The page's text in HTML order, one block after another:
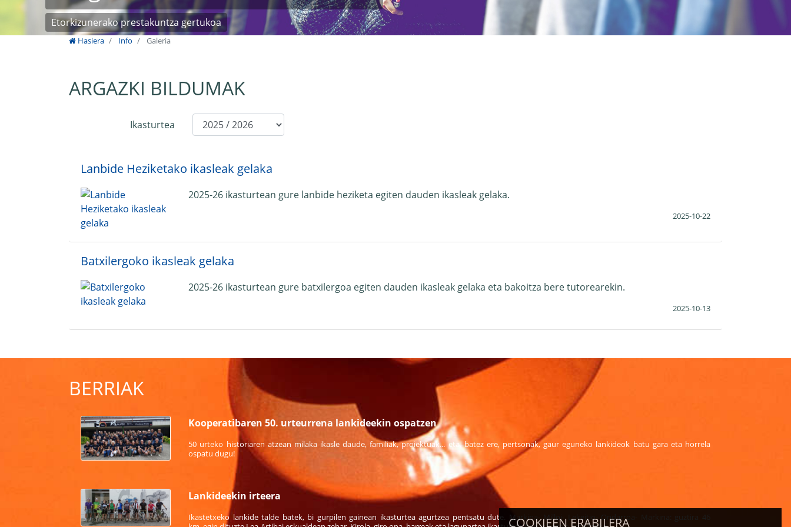
Etorkizunerako prestakuntza gertukoa
Hasiera Info Galeria
ARGAZKI BILDUMAK
Ikasturtea
Lanbide Heziketako ikasleak gelaka
2025-26 ikasturtean gure lanbide heziketa egiten dauden ikasleak gelaka.
2025-10-22
Batxilergoko ikasleak gelaka
2025-26 ikasturtean gure batxilergoa egiten dauden ikasleak gelaka eta bakoitza bere tutorearekin.
2025-10-13
BERRIAK
Kooperatibaren 50. urteurrena lankideekin ospatzen
50 urteko historiaren atzean milaka ikasle daude, familiak, proiektuak... eta, batez ere, pertsonak, gaur eguneko lankideok batu gara eta horrela
ospatu dugu!
Lankideekin irteera
Ikastetxeko lankide talde batek, bi gurpilen gainean ikasturtea agurtzea pentsatu dute. Markina- Milloi- Lekeitio- Ondarroa- Markina: guztira 46
COOKIEEN ERABILERA